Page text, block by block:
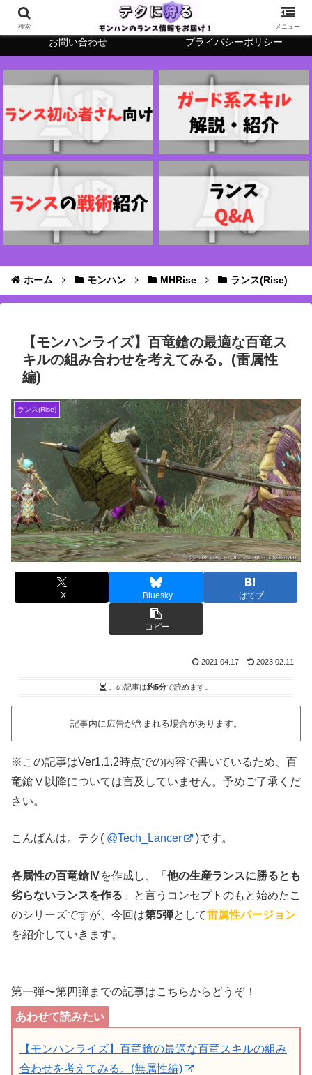
テクに狩るについて
お問い合わせ プライバシーポリシー
ホーム モンハン MHRise ランス(Rise)
【モンハンライズ】百竜鎗の最適な百竜ス
キルの組み合わせを考えてみる。(雷属性
編)
ランス(Rise)
X Bluesky はてブ
コピー
2021.04.17 2023.02.11
この記事は約5分で読めます。
記事内に広告が含まれる場合があります。
※この記事はVer1.1.2時点での内容で書いているため、百
竜鎗Ⅴ以降については言及していません。予めご了承くだ
さい。
こんばんは。テク( @Tech_Lancer )です。
各属性の百竜鎗Ⅳを作成し、「 他の生産ランスに勝るとも
劣らないランスを作る 」と言うコンセプトのもと始めたこ
のシリーズですが、今回は第5弾として雷属性バージョン
を紹介していきます。
第一弾〜第四弾までの記事はこちらからどうぞ！
【モンハンライズ】百竜鎗の最適な百竜スキルの組み
合わせを考えてみる。(無属性編)
検索 メニュー